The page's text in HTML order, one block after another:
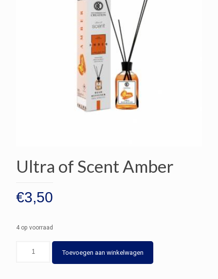
Ultra of Scent Amber
€3,50
4 op voorraad
Toevoegen aan winkelwagen